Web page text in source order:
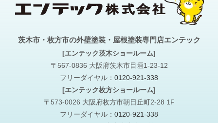
茨木市・枚方市の外壁塗装・屋根塗装専門店エンテック
[エンテック茨木ショールーム]
〒567-0836 大阪府茨木市目垣1-23-12
フリーダイヤル： 0120-921-338
[エンテック枚方ショールーム]
〒573-0026 大阪府枚方市朝日丘町2-28 1F
フリーダイヤル： 0120-921-338